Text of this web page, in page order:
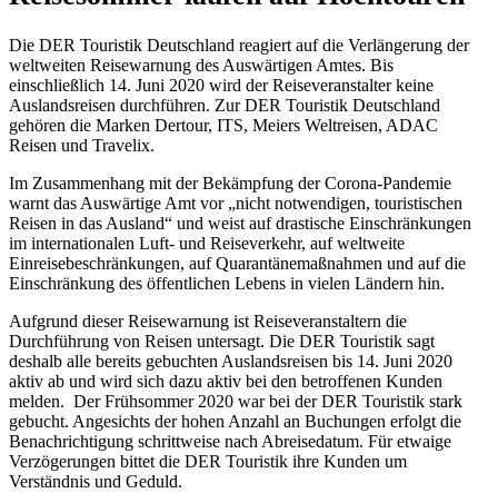
bis
Juni
Die DER Touristik Deutschland reagiert auf die Verlängerung der
weltweiten Reisewarnung des Auswärtigen Amtes. Bis
einschließlich 14. Juni 2020 wird der Reiseveranstalter keine
Auslandsreisen durchführen. Zur DER Touristik Deutschland
gehören die Marken Dertour, ITS, Meiers Weltreisen, ADAC
Reisen und Travelix.
Im Zusammenhang mit der Bekämpfung der Corona-Pandemie
warnt das Auswärtige Amt vor „nicht notwendigen, touristischen
Reisen in das Ausland“ und weist auf drastische Einschränkungen
im internationalen Luft- und Reiseverkehr, auf weltweite
Einreisebeschränkungen, auf Quarantänemaßnahmen und auf die
Einschränkung des öffentlichen Lebens in vielen Ländern hin.
Aufgrund dieser Reisewarnung ist Reiseveranstaltern die
Durchführung von Reisen untersagt. Die DER Touristik sagt
deshalb alle bereits gebuchten Auslandsreisen bis 14. Juni 2020
aktiv ab und wird sich dazu aktiv bei den betroffenen Kunden
melden. Der Frühsommer 2020 war bei der DER Touristik stark
gebucht. Angesichts der hohen Anzahl an Buchungen erfolgt die
Benachrichtigung schrittweise nach Abreisedatum. Für etwaige
Verzögerungen bittet die DER Touristik ihre Kunden um
Verständnis und Geduld.